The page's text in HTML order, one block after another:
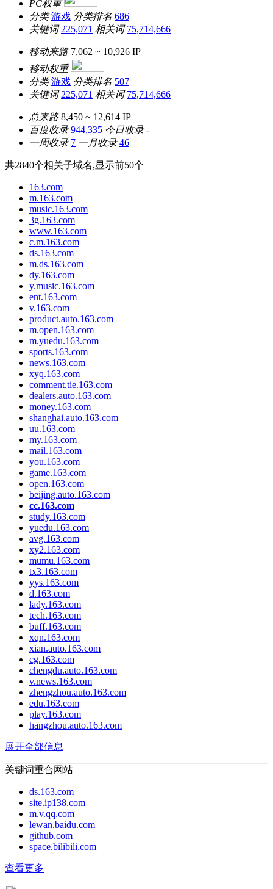
PC权重
分类 游戏 分类排名 686
关键词 225,071 相关词 75,714,666
移动来路 7,062 ~ 10,926 IP
移动权重
分类 游戏 分类排名 507
关键词 225,071 相关词 75,714,666
总来路 8,450 ~ 12,614 IP
百度收录 944,335 今日收录 -
一周收录 7 一月收录 46
共2840个相关子域名,显示前50个
163.com
m.163.com
music.163.com
3g.163.com
www.163.com
c.m.163.com
ds.163.com
m.ds.163.com
dy.163.com
y.music.163.com
ent.163.com
v.163.com
product.auto.163.com
m.open.163.com
m.yuedu.163.com
sports.163.com
news.163.com
xyq.163.com
comment.tie.163.com
dealers.auto.163.com
money.163.com
shanghai.auto.163.com
uu.163.com
my.163.com
mail.163.com
you.163.com
game.163.com
open.163.com
beijing.auto.163.com
cc.163.com
study.163.com
yuedu.163.com
avg.163.com
xy2.163.com
mumu.163.com
tx3.163.com
yys.163.com
d.163.com
lady.163.com
tech.163.com
buff.163.com
xqn.163.com
xian.auto.163.com
cg.163.com
chengdu.auto.163.com
v.news.163.com
zhengzhou.auto.163.com
edu.163.com
play.163.com
hangzhou.auto.163.com
展开全部信息
关键词重合网站
ds.163.com
site.ip138.com
m.v.qq.com
lewan.baidu.com
github.com
space.bilibili.com
查看更多